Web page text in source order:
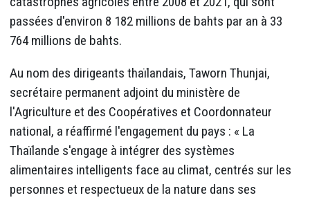
passées d'environ 8 182 millions de bahts par an à 33
764 millions de bahts.
Au nom des dirigeants thaïlandais, Taworn Thunjai,
secrétaire permanent adjoint du ministère de
l'Agriculture et des Coopératives et Coordonnateur
national, a réaffirmé l'engagement du pays : « La
Thaïlande s'engage à intégrer des systèmes
alimentaires intelligents face au climat, centrés sur les
personnes et respectueux de la nature dans ses